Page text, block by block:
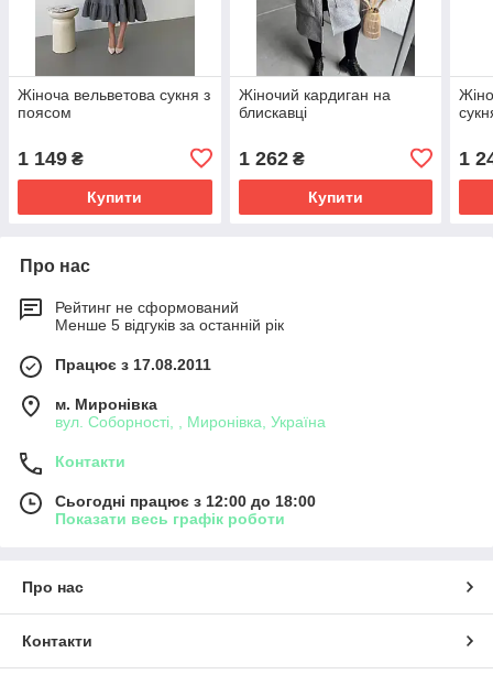
Жіноча вельветова сукня з
поясом
1 149 ₴
Купити
Жіночий кардиган на
блискавці
1 262₴
Купити
1
Про нас
Рейтинг не сформований
Менше 5 відгуків за останній рік
Працює з 17.08.2011
м. Миронівка
вул. Соборності, , Миронівка, Україна
Контакти
Сьогодні працює з 12:00 до 18:00
Показати весь графік роботи
Про нас
Контакти